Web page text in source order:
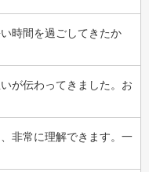
時間を過ごしてきたか
が伝わってきました。お
非常に理解できます。一